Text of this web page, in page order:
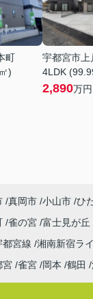
町
)
宇都宮市上
4LDK
2,890万円
真岡市 小山市 ひ
雀の宮 富士見が丘
都宮線 湘南新宿ラ
宮 雀宮 岡本 鶴田